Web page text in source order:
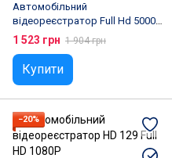
Автомобільний
відеореєстратор Full Hd 5000
Car Camcorder
1 523 грн 1 904 грн
Купити
−20%